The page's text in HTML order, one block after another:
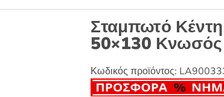
Σταμπωτό
50×130
Κωδικός προϊόντος: